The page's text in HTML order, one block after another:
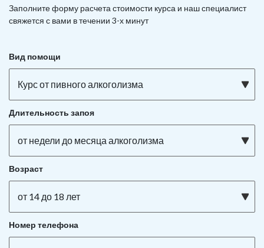
Заполните форму расчета стоимости курса и наш специалист
свяжется с вами в течении 3-х минут
Вид помощи
Курс от пивного алкоголизма
Длительность запоя
от недели до месяца алкоголизма
Возраст
от 14 до 18 лет
Номер телефона